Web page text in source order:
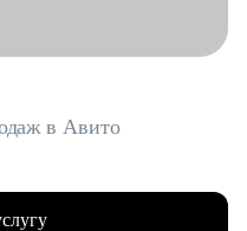
в Авито